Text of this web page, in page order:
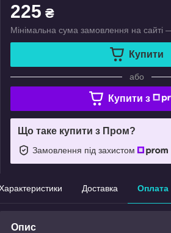
225 ₴
Мінімальна сума замовлення на сайті
Купити
або
Купити з
Що таке купити з Пром?
Замовлення під захистом
Доставка Оплата
Опис